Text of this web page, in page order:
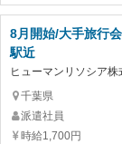
8月開始/大手旅行
駅近
ヒューマンリソシア株
千葉県
派遣社員
時給1,700円